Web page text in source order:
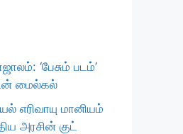
‘பேசும் படம்’
மைல்கல்
மானியம்
அரசின் குட்